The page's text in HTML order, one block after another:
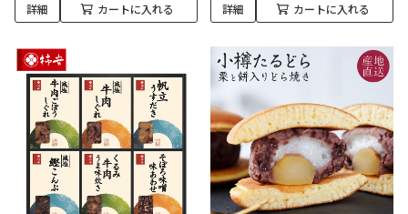
詳細 カートに入れる 詳細 カートに入れる